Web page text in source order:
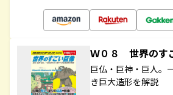
Ｗ０８ 世界のす
巨仏・巨神・巨人。
き巨大造形を解説